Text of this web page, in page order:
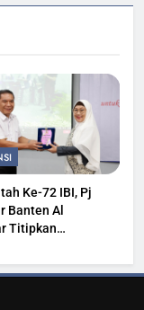
Ke-72 IBI, Pj
Banten Al
Titipkan